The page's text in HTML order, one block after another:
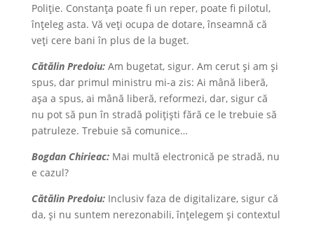
Poliție. Constanța poate fi un reper, poate fi pilotul,
înțeleg asta. Vă veți ocupa de dotare, înseamnă că
veți cere bani în plus de la buget.
Cătălin Predoiu:Am bugetat, sigur. Am cerut și am și
spus, dar primul ministru mi-a zis: Ai mână liberă,
așa a spus, ai mână liberă, reformezi, dar, sigur că
nu pot să pun în stradă polițiști fără ce le trebuie să
patruleze. Trebuie să comunice…
Bogdan Chirieac:Mai multă electronică pe stradă, nu
e cazul?
Cătălin Predoiu:Inclusiv faza de digitalizare, sigur că
da, și nu suntem nerezonabili, înțelegem și contextul